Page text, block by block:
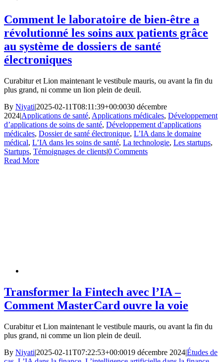
Comment le laboratoire de bien-être a
révolutionné les soins aux patients grâce
au système de dossiers de santé
électroniques
Curabitur et Lion maintenant le vestibule mauris, ou avant la fin du
plus grand, ni comme un lion plein de deuil.
By Niyati|2025-02-11T08:11:39+00:0030 décembre
2024|Applications de santé, Applications médicales, Développement
d’applications de soins de santé, Développement d’applications
médicales, Dossier de santé électronique, L’IA dans le domaine
médical, L’IA dans les soins de santé, La technologie, Les startups,
Startups, Témoignages de clients|0 Comments
Read More
Transformer la Fintech avec l’IA –
Comment MasterCard ouvre la voie
Curabitur et Lion maintenant le vestibule mauris, ou avant la fin du
plus grand, ni comme un lion plein de deuil.
By Niyati|2025-02-11T07:22:53+00:0019 décembre 2024|Études de